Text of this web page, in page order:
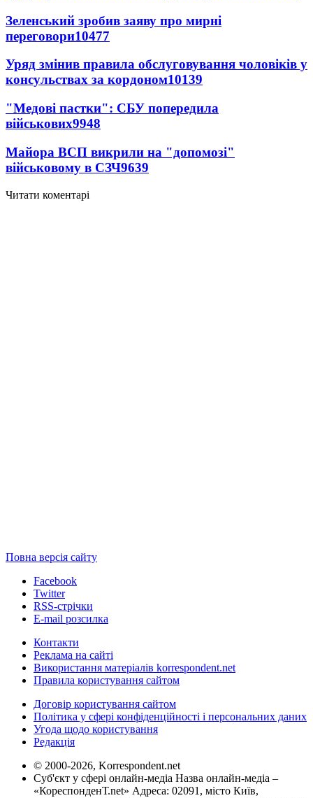
Зеленський зробив заяву про мирні
переговори10477
Уряд змінив правила обслуговування чоловіків у
консульствах за кордоном10139
"Медові пастки": СБУ попередила
військових9948
Майора ВСП викрили на "допомозі"
військовому в СЗЧ9639
Читати коментарі
Повна версія сайту
Facebook
Twitter
RSS-стрічки
E-mail розсилка
Контакти
Реклама на сайті
Використання матеріалів korrespondent.net
Правила користування сайтом
Договір користування сайтом
Політика у сфері конфіденційності і персональних даних
Угода щодо користування
Редакція
© 2000-2026, Korrespondent.net
Суб'єкт у сфері онлайн-медіа Назва онлайн-медіа –
«КореспонденТ.net» Адреса: 02091, місто Київ,